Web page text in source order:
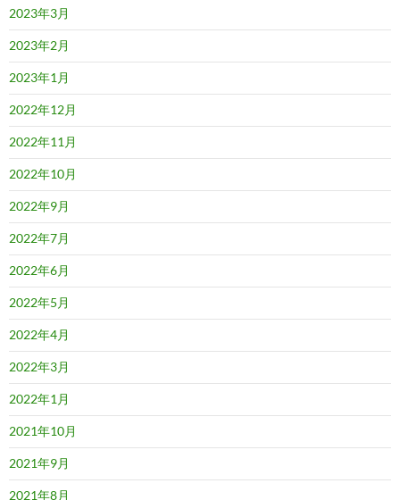
2023年3月
2023年2月
2023年1月
2022年12月
2022年11月
2022年10月
2022年9月
2022年7月
2022年6月
2022年5月
2022年4月
2022年3月
2022年1月
2021年10月
2021年9月
2021年8月